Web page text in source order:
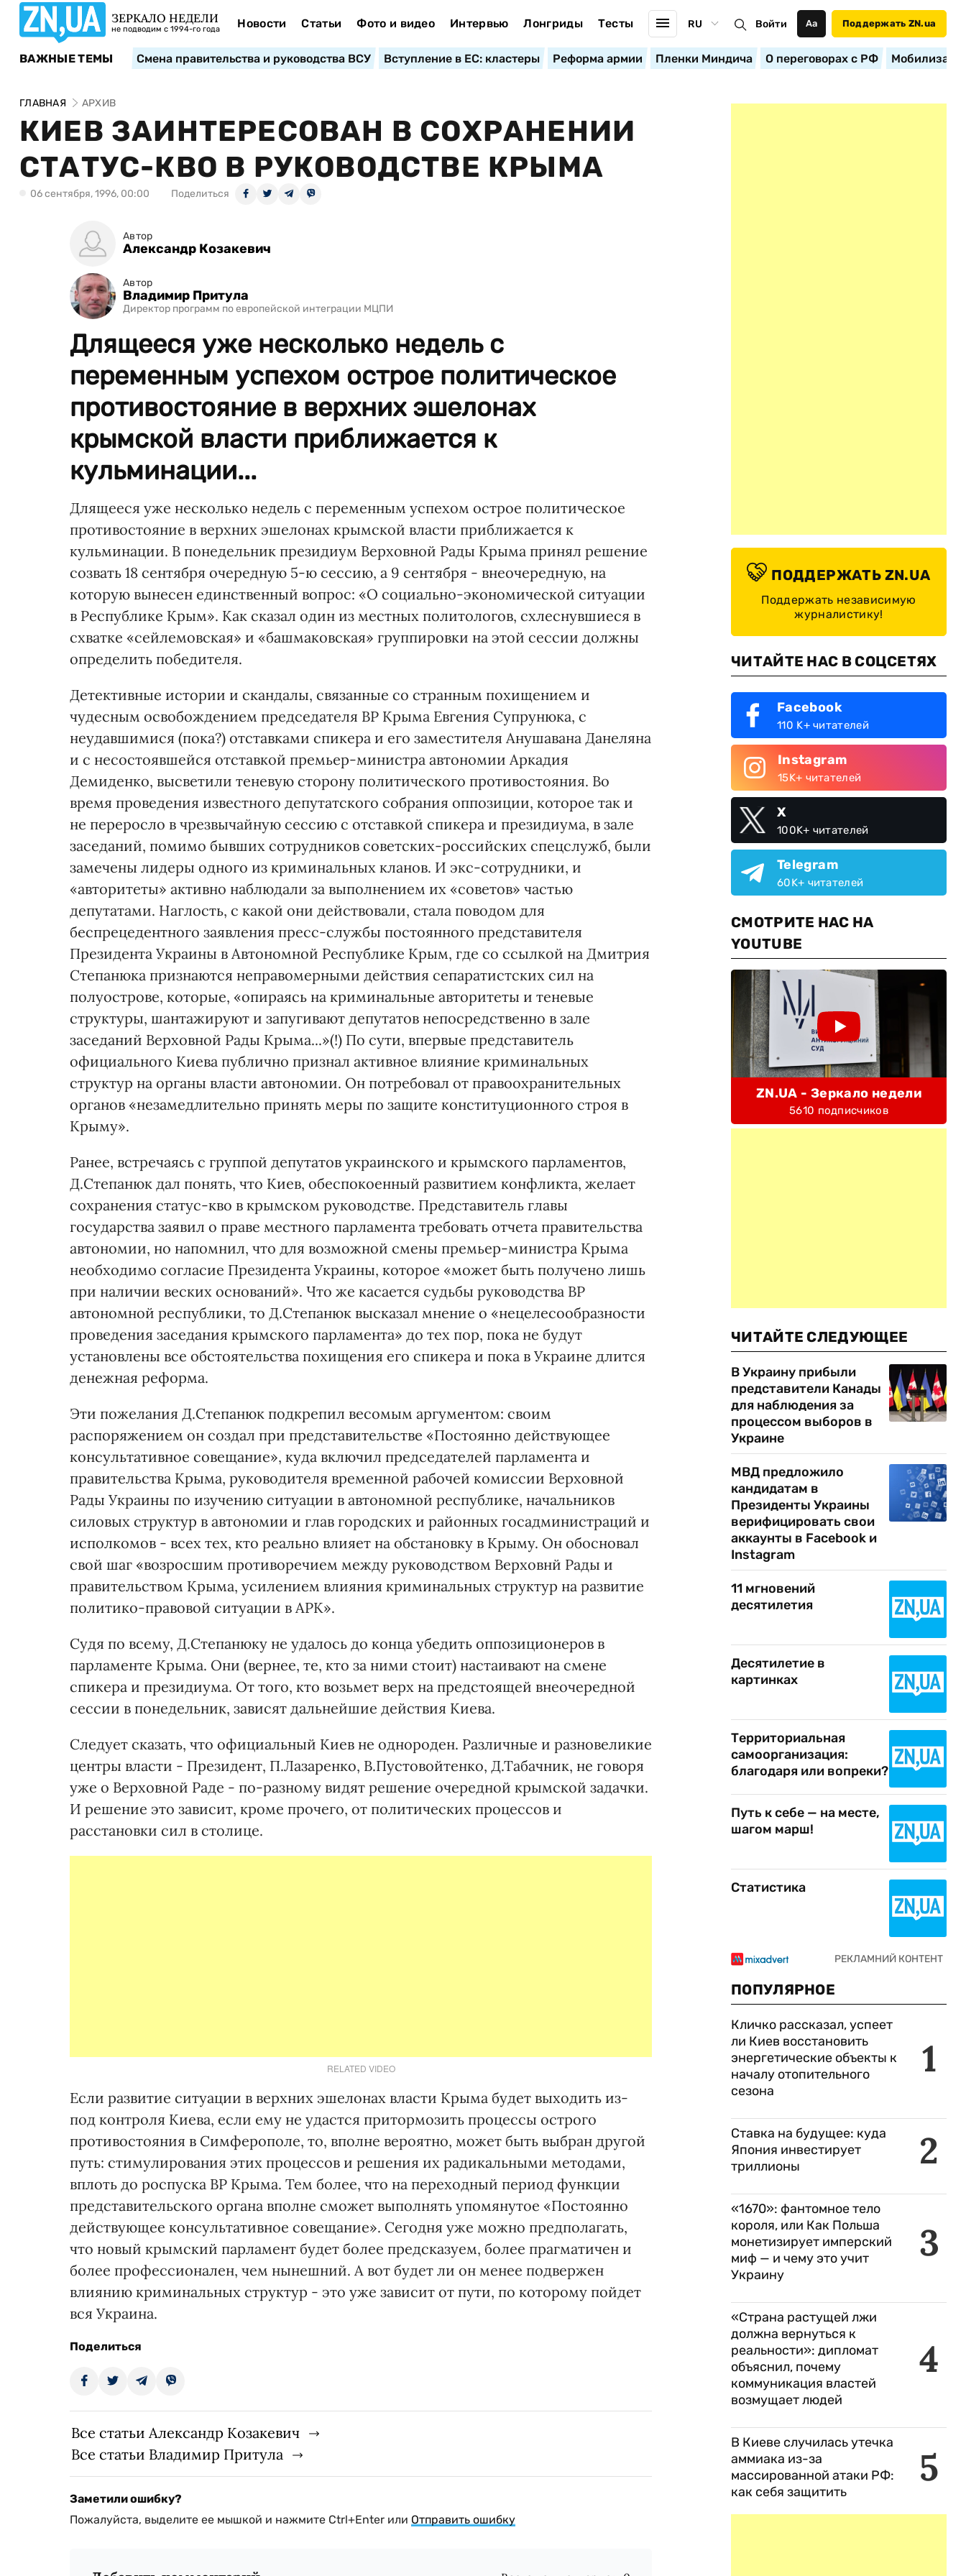
ЗЕРКАЛО НЕДЕЛИ
не подводим с 1994-го года Новости Статьи Фото и видео Интервью Лонгриды Тесты RU Войти Аа Поддержать ZN.ua
ВАЖНЫЕ ТЕМЫ Смена правительства и руководства ВСУ Вступление в ЕС: кластеры Реформа армии Пленки Миндича О переговорах с РФ
ГЛАВНАЯ АРХИВ
КИЕВ ЗАИНТЕРЕСОВАН В СОХРАНЕНИИ
СТАТУС-КВО В РУКОВОДСТВЕ КРЫМА
06 сентября, 1996, 00:00 Поделиться
Автор
Александр Козакевич
Автор
Владимир Притула
Директор программ по европейской интеграции МЦПИ
Длящееся уже несколько недель с
переменным успехом острое политическое
противостояние в верхних эшелонах
крымской власти приближается к
кульминации...
Длящееся уже несколько недель с переменным успехом острое политическое
противостояние в верхних эшелонах крымской власти приближается к
кульминации. В понедельник президиум Верховной Рады Крыма принял решение
созвать 18 сентября очередную 5-ю сессию, а 9 сентября - внеочередную, на
которую вынесен единственный вопрос: «О социально-экономической ситуации
в Республике Крым». Как сказал один из местных политологов, схлеснувшиеся в
схватке «сейлемовская» и «башмаковская» группировки на этой сессии должны
определить победителя.
Детективные истории и скандалы, связанные со странным похищением и
чудесным освобождением председателя ВР Крыма Евгения Супрунюка, с
неудавшимися (пока?) отставками спикера и его заместителя Анушавана Данеляна
и с несостоявшейся отставкой премьер-министра автономии Аркадия
Демиденко, высветили теневую сторону политического противостояния. Во
время проведения известного депутатского собрания оппозиции, которое так и
не переросло в чрезвычайную сессию с отставкой спикера и президиума, в зале
заседаний, помимо бывших сотрудников советских-российских спецслужб, были
замечены лидеры одного из криминальных кланов. И экс-сотрудники, и
«авторитеты» активно наблюдали за выполнением их «советов» частью
депутатами. Наглость, с какой они действовали, стала поводом для
беспрецедентного заявления пресс-службы постоянного представителя
Президента Украины в Автономной Республике Крым, где со ссылкой на Дмитрия
Степанюка признаются неправомерными действия сепаратистских сил на
полуострове, которые, «опираясь на криминальные авторитеты и теневые
структуры, шантажируют и запугивают депутатов непосредственно в зале
заседаний Верховной Рады Крыма...»(!) По сути, впервые представитель
официального Киева публично признал активное влияние криминальных
структур на органы власти автономии. Он потребовал от правоохранительных
органов «незамедлительно принять меры по защите конституционного строя в
Крыму».
Ранее, встречаясь с группой депутатов украинского и крымского парламентов,
Д.Степанюк дал понять, что Киев, обеспокоенный развитием конфликта, желает
сохранения статус-кво в крымском руководстве. Представитель главы
государства заявил о праве местного парламента требовать отчета правительства
автономии, но напомнил, что для возможной смены премьер-министра Крыма
необходимо согласие Президента Украины, которое «может быть получено лишь
при наличии веских оснований». Что же касается судьбы руководства ВР
автономной республики, то Д.Степанюк высказал мнение о «нецелесообразности
проведения заседания крымского парламента» до тех пор, пока не будут
установлены все обстоятельства похищения его спикера и пока в Украине длится
денежная реформа.
Эти пожелания Д.Степанюк подкрепил весомым аргументом: своим
распоряжением он создал при представительстве «Постоянно действующее
консультативное совещание», куда включил председателей парламента и
правительства Крыма, руководителя временной рабочей комиссии Верховной
Рады Украины по изучению ситуации в автономной республике, начальников
силовых структур в автономии и глав городских и районных госадминистраций и
исполкомов - всех тех, кто реально влияет на обстановку в Крыму. Он обосновал
свой шаг «возросшим противоречием между руководством Верховнй Рады и
правительством Крыма, усилением влияния криминальных структур на развитие
политико-правовой ситуации в АРК».
Судя по всему, Д.Степанюку не удалось до конца убедить оппозиционеров в
парламенте Крыма. Они (вернее, те, кто за ними стоит) настаивают на смене
спикера и президиума. От того, кто возьмет верх на предстоящей внеочередной
сессии в понедельник, зависят дальнейшие действия Киева.
Следует сказать, что официальный Киев не однороден. Различные и разновеликие
центры власти - Президент, П.Лазаренко, В.Пустовойтенко, Д.Табачник, не говоря
уже о Верховной Раде - по-разному видят решение очередной крымской задачки.
И решение это зависит, кроме прочего, от политических процессов и
расстановки сил в столице.
RELATED VIDEO
Если развитие ситуации в верхних эшелонах власти Крыма будет выходить из-
под контроля Киева, если ему не удастся притормозить процессы острого
противостояния в Симферополе, то, вполне вероятно, может быть выбран другой
путь: стимулирования этих процессов и решения их радикальными методами,
вплоть до роспуска ВР Крыма. Тем более, что на переходный период функции
представительского органа вполне сможет выполнять упомянутое «Постоянно
действующее консультативное совещание». Сегодня уже можно предполагать,
что новый крымский парламент будет более предсказуем, более прагматичен и
более профессионален, чем нынешний. А вот будет ли он менее подвержен
влиянию криминальных структур - это уже зависит от пути, по которому пойдет
вся Украина.
Поделиться
Все статьи Александр Козакевич
Все статьи Владимир Притула
Заметили ошибку?
Пожалуйста, выделите ее мышкой и нажмите Ctrl+Enter или Отправить ошибку
ПОДДЕРЖАТЬ ZN.UA
Поддержать независимую
журналистику!
ЧИТАЙТЕ НАС В СОЦСЕТЯХ
Facebook
110 K+ читателей
Instagram
15K+ читателей
X
100K+ читателей
Telegram
60K+ читателей
СМОТРИТЕ НАС НА
YOUTUBE
ZN.UA - Зеркало недели
5610 подписчиков
ЧИТАЙТЕ СЛЕДУЮЩЕЕ
В Украину прибыли
представители Канады
для наблюдения за
процессом выборов в
Украине
МВД предложило
кандидатам в
Президенты Украины
верифицировать свои
аккаунты в Facebook и
Instagram
11 мгновений
десятилетия
Десятилетие в
картинках
Территориальная
самоорганизация:
благодаря или вопреки?
Путь к себе — на месте,
шагом марш!
Статистика
ПОПУЛЯРНОЕ
1
Кличко рассказал, успеет
ли Киев восстановить
энергетические объекты к
началу отопительного
сезона
2
Ставка на будущее: куда
Япония инвестирует
триллионы
3
«1670»: фантомное тело
короля, или Как Польша
монетизирует имперский
миф — и чему это учит
Украину
4
«Страна растущей лжи
должна вернуться к
реальности»: дипломат
объяснил, почему
коммуникация властей
возмущает людей
5
В Киеве случилась утечка
аммиака из-за
массированной атаки РФ:
как себя защитить